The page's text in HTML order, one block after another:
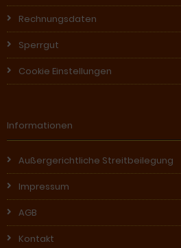
Rechnungsdaten
Sperrgut
Cookie Einstellungen
Informationen
Außergerichtliche Streitbeilegung
Impressum
AGB
Kontakt